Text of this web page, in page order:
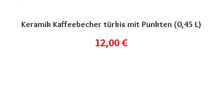
Keramik Kaffeebecher türkis mit Punkten (0,45 L)
12,00 €